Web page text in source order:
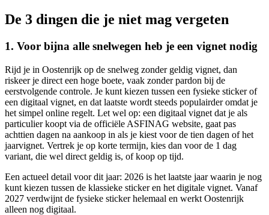
De 3 dingen die je niet mag vergeten
1. Voor bijna alle snelwegen heb je een vignet nodig
Rijd je in Oostenrijk op de snelweg zonder geldig vignet, dan
riskeer je direct een hoge boete, vaak zonder pardon bij de
eerstvolgende controle. Je kunt kiezen tussen een fysieke sticker of
een digitaal vignet, en dat laatste wordt steeds populairder omdat je
het simpel online regelt. Let wel op: een digitaal vignet dat je als
particulier koopt via de officiële ASFINAG website, gaat pas
achttien dagen na aankoop in als je kiest voor de tien dagen of het
jaarvignet. Vertrek je op korte termijn, kies dan voor de 1 dag
variant, die wel direct geldig is, of koop op tijd.
Een actueel detail voor dit jaar: 2026 is het laatste jaar waarin je nog
kunt kiezen tussen de klassieke sticker en het digitale vignet. Vanaf
2027 verdwijnt de fysieke sticker helemaal en werkt Oostenrijk
alleen nog digitaal.